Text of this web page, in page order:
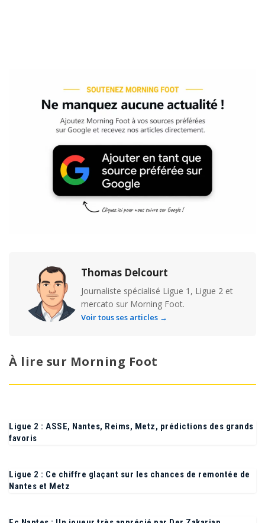
Thomas Delcourt
Journaliste spécialisé Ligue 1, Ligue 2 et
mercato sur Morning Foot.
Voir tous ses articles →
À lire sur Morning Foot
Ligue 2 : ASSE, Nantes, Reims, Metz, prédictions des grands
Ligue 2 : Ce chiffre glaçant sur les chances de remontée de